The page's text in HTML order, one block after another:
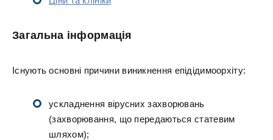
Загальна інформація
Існують основні причини виникнення епідідимоорхіту:
ускладнення вірусних захворювань
(захворювання, що передаються статевим
шляхом);